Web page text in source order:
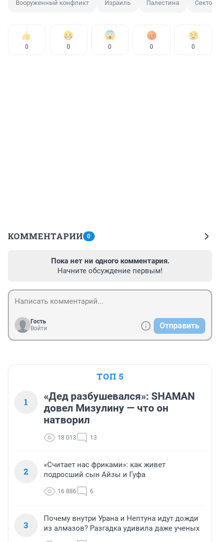
Вооруженный конфликт Израиль Палестина Сектор
0 0 0 0 0
КОММЕНТАРИИ 0
Пока нет ни одного комментария.
Начните обсуждение первым!
Гость
Войти
Отправить
ТОП 5
1
«Дед разбушевался»: SHAMAN
довел Мизулину — что он
натворил
18 013 13
2
«Считает нас фриками»: как живет
подросший сын Айзы и Гуфа
16 886 6
3
Почему внутри Урана и Нептуна идут дожди
из алмазов? Разгадка удивила даже ученых